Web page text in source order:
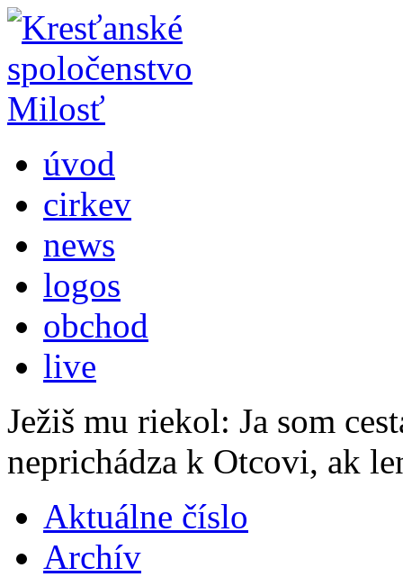
úvod
cirkev
news
logos
obchod
live
Ježiš mu riekol: Ja som
neprichádza k Otcovi, ak
Aktuálne číslo
Archív